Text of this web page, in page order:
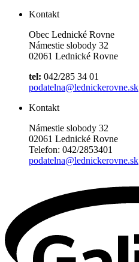
Kontakt
Obec Lednické Rovne
Námestie slobody 32
02061 Lednické Rovne
tel: 042/285 34 01
podatelna@lednickerovne.sk
Kontakt
Námestie slobody 32
02061 Lednické Rovne
Telefon: 042/2853401
podatelna@lednickerovne.sk